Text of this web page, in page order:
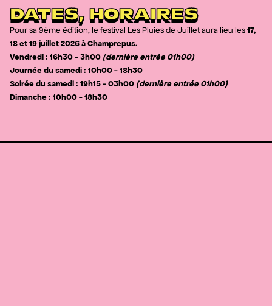
DATES, HORAIRES
Pour sa 9ème édition, le festival Les Pluies de Juillet aura lieu les 17,
18 et 19 juillet 2026 à Champrepus.
Vendredi : 16h30 - 3h00 (dernière entrée 01h00)
Journée du samedi : 10h00 - 18h30
Soirée du samedi : 19h15 - 03h00 (dernière entrée 01h00)
Dimanche : 10h00 - 18h30